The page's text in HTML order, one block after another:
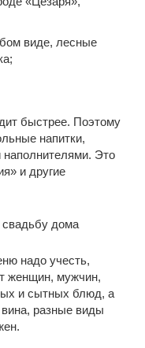
виде, лесные
быстрее. Поэтому
напитки,
Это
и другие
свадьбу дома
надо учесть,
женщин, мужчин,
и сытных блюд, а
разные виды